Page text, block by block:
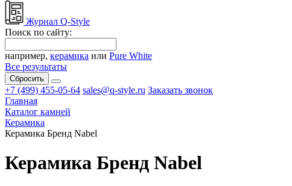
Журнал Q-Style
Поиск по сайту:
например, керамика или Pure White
Все результаты
Сбросить
+7 (499) 455-05-64 sales@q-style.ru Заказать звонок
Главная
Каталог камней
Керамика
Керамика Бренд Nabel
Керамика Бренд Nabel